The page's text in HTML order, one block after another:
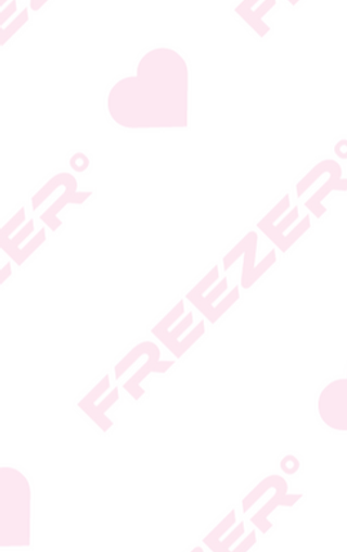
* טעות סופר בתיאור המוצר
או במחירו לא תחייב את